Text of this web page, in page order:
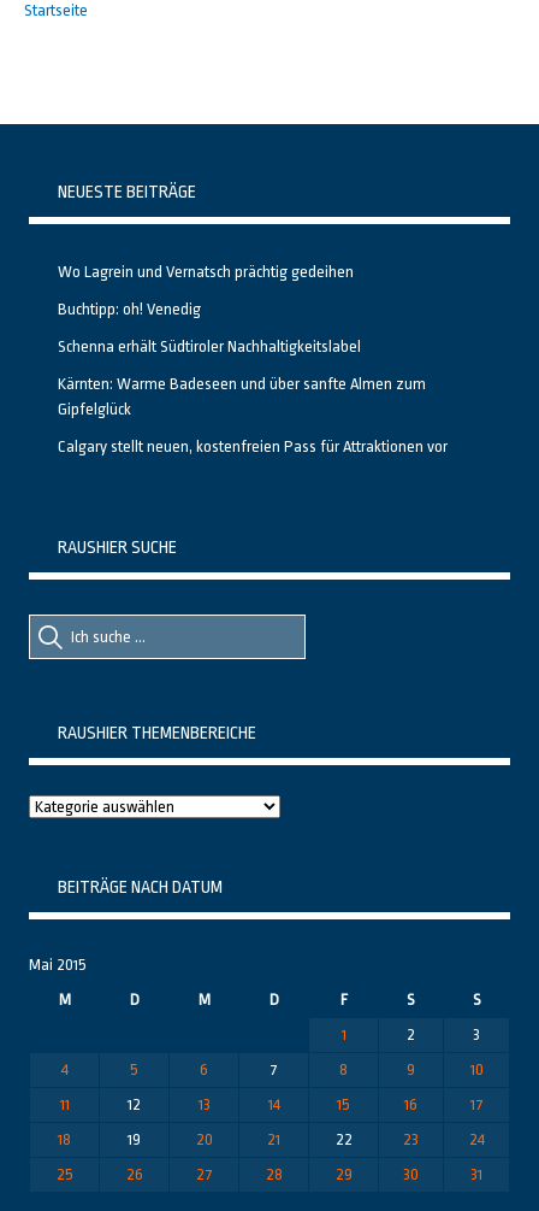
Startseite
NEUESTE BEITRÄGE
Wo Lagrein und Vernatsch prächtig gedeihen
Buchtipp: oh! Venedig
Schenna erhält Südtiroler Nachhaltigkeitslabel
Kärnten: Warme Badeseen und über sanfte Almen zum
Gipfelglück
Calgary stellt neuen, kostenfreien Pass für Attraktionen vor
RAUSHIER SUCHE
Suche
nach::
Suche
nach:
RAUSHIER THEMENBEREICHE
Raushier
BEITRÄGE NACH DATUM
Mai 2015
M
D M D F S
S
1
2
3
4
5 6 7 8 9
10
11
12 13 14 15 16
17
18
19 20 21 22 23
24
25
26 27 28 29 30 31